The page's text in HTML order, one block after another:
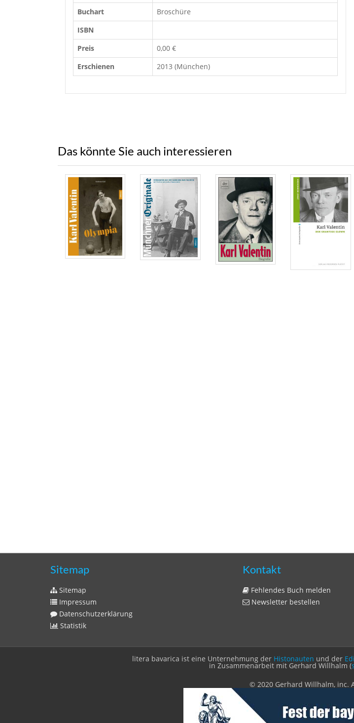
Buchart
Broschüre
ISBN
Preis
0,00 €
Erschienen
2013 (München)
Das könnte Sie auch interessieren
Sitemap
Sitemap
Impressum
Datenschutzerklärung
Statistik
Kontakt
Fehlendes Buch melden
Newsletter bestellen
litera bavarica ist eine Unternehmung der Histonauten und der
in Zusammenarbeit mit Gerhard Willhalm (
© 2020 Gerhard Willhalm, inc.